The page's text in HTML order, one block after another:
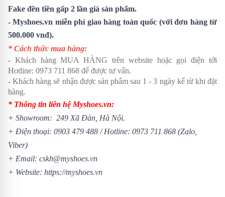
Fake đền tiền gấp 2 lần giá sản phẩm.
- Myshoes.vn miễn phí giao hàng toàn quốc (với đơn hàng từ
500.000 vnđ).
* Cách thức mua hàng:
- Khách hàng MUA HÀNG trên website hoặc gọi điện tới
Hotline: 0973 711 868 để được tư vấn.
- Khách hàng sẽ nhận được sản phẩm sau 1 - 3 ngày kể từ khi đặt
hàng.
* Thông tin liên hệ Myshoes.vn:
+ Showroom: 249 Xã Đàn, Hà Nội.
+ Điện thoại: 0903 479 488 /Hotline: 0973 711 868 (Zalo,
Viber)
+ Email: cskh@myshoes.vn
+ Website: https://myshoes.vn